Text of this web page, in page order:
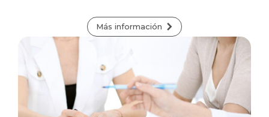
Más información